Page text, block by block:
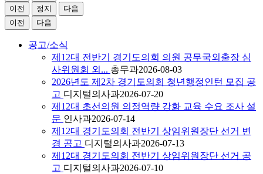
이전
정지
다음
이전
다음
공고/소식
제12대 전반기 경기도의회 의원 공무국외출장 심
사위원회 외... 총무과2026-08-03
2026년도 제2차 경기도의회 청년행정인턴 모집 공
고 디지털의사과2026-07-20
제12대 초선의원 의정역량 강화 교육 수요 조사 설
문 인사과2026-07-14
제12대 경기도의회 전반기 상임위원장단 선거 변
경 공고 디지털의사과2026-07-13
제12대 경기도의회 전반기 상임위원장단 선거 공
고 디지털의사과2026-07-10